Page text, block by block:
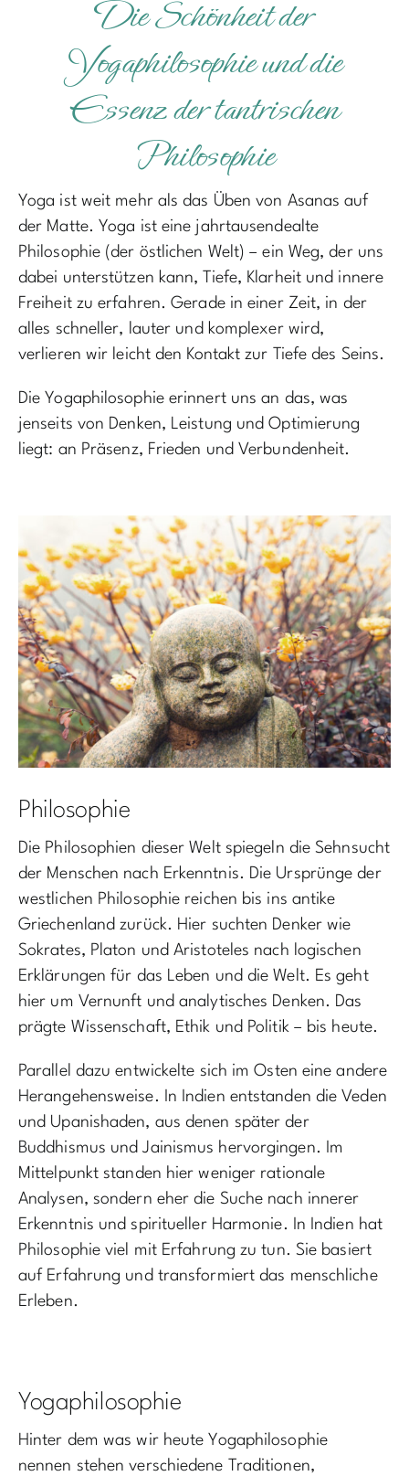
Die Schönheit der
Yogaphilosophie und die
Essenz der tantrischen
Philosophie
Yoga ist weit mehr als das Üben von Asanas auf
der Matte. Yoga ist eine jahrtausendealte
Philosophie (der östlichen Welt) – ein Weg, der uns
dabei unterstützen kann, Tiefe, Klarheit und innere
Freiheit zu erfahren. Gerade in einer Zeit, in der
alles schneller, lauter und komplexer wird,
verlieren wir leicht den Kontakt zur Tiefe des Seins.
Die Yogaphilosophie erinnert uns an das, was
jenseits von Denken, Leistung und Optimierung
liegt: an Präsenz, Frieden und Verbundenheit.
Philosophie
Die Philosophien dieser Welt spiegeln die Sehnsucht
der Menschen nach Erkenntnis. Die Ursprünge der
westlichen Philosophie reichen bis ins antike
Griechenland zurück. Hier suchten Denker wie
Sokrates, Platon und Aristoteles nach logischen
Erklärungen für das Leben und die Welt. Es geht
hier um Vernunft und analytisches Denken. Das
prägte Wissenschaft, Ethik und Politik – bis heute.
Parallel dazu entwickelte sich im Osten eine andere
Herangehensweise. In Indien entstanden die Veden
und Upanishaden, aus denen später der
Buddhismus und Jainismus hervorgingen. Im
Mittelpunkt standen hier weniger rationale
Analysen, sondern eher die Suche nach innerer
Erkenntnis und spiritueller Harmonie. In Indien hat
Philosophie viel mit Erfahrung zu tun. Sie basiert
auf Erfahrung und transformiert das menschliche
Erleben.
Yogaphilosophie
Hinter dem was wir heute Yogaphilosophie
nennen stehen verschiedene Traditionen,